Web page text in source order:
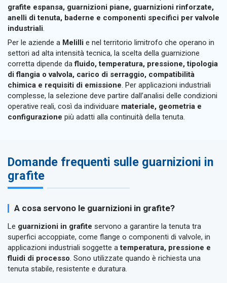
grafite espansa, guarnizioni piane, guarnizioni rinforzate,
anelli di tenuta, baderne e componenti specifici per valvole
industriali
Per le aziende a Melilli e nel territorio limitrofo che operano in
settori ad alta intensità tecnica, la scelta della guarnizione
corretta dipende dafluido, temperatura, pressione, tipologia
di flangia o valvola, carico di serraggio, compatibilità
chimica e requisiti di emissione. Per applicazioni industriali
complesse, la selezione deve partire dall’analisi delle condizioni
operative reali, così da individuare materiale, geometria e
configurazione più adatti alla continuità della tenuta.
Domande frequenti sulle guarnizioni in
grafite
A cosa servono le guarnizioni in grafite?
Le guarnizioni in grafite servono a garantire la tenuta tra
superfici accoppiate, come flange o componenti di valvole, in
applicazioni industriali soggette atemperatura, pressione e
fluidi di processo. Sono utilizzate quando è richiesta una
tenuta stabile, resistente e duratura.